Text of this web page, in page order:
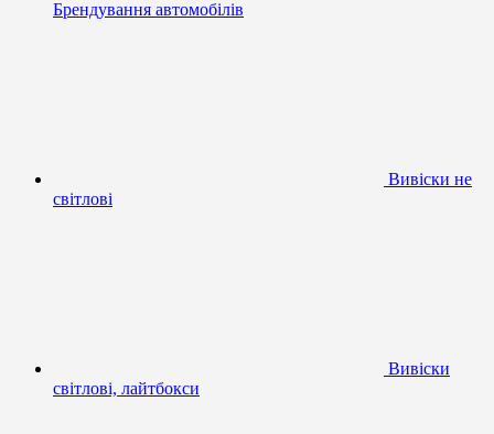
Брендування автомобілів
Вивіски не
світлові
Вивіски
світлові, лайтбокси